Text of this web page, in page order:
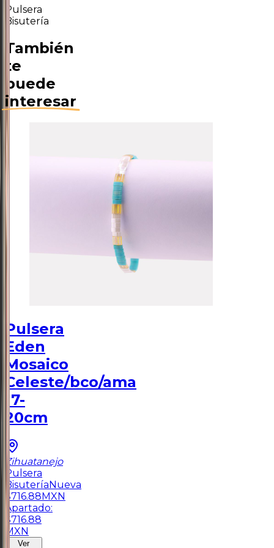
Pulsera
Bisutería
También
te
puede
interesar
Pulsera
Eden
Mosaico
Celeste/bco/ama
17-
20cm
Zihuatanejo
Pulsera
Bisutería Nueva
$716.88 MXN
Apartado:
$716.88
MXN
Ver